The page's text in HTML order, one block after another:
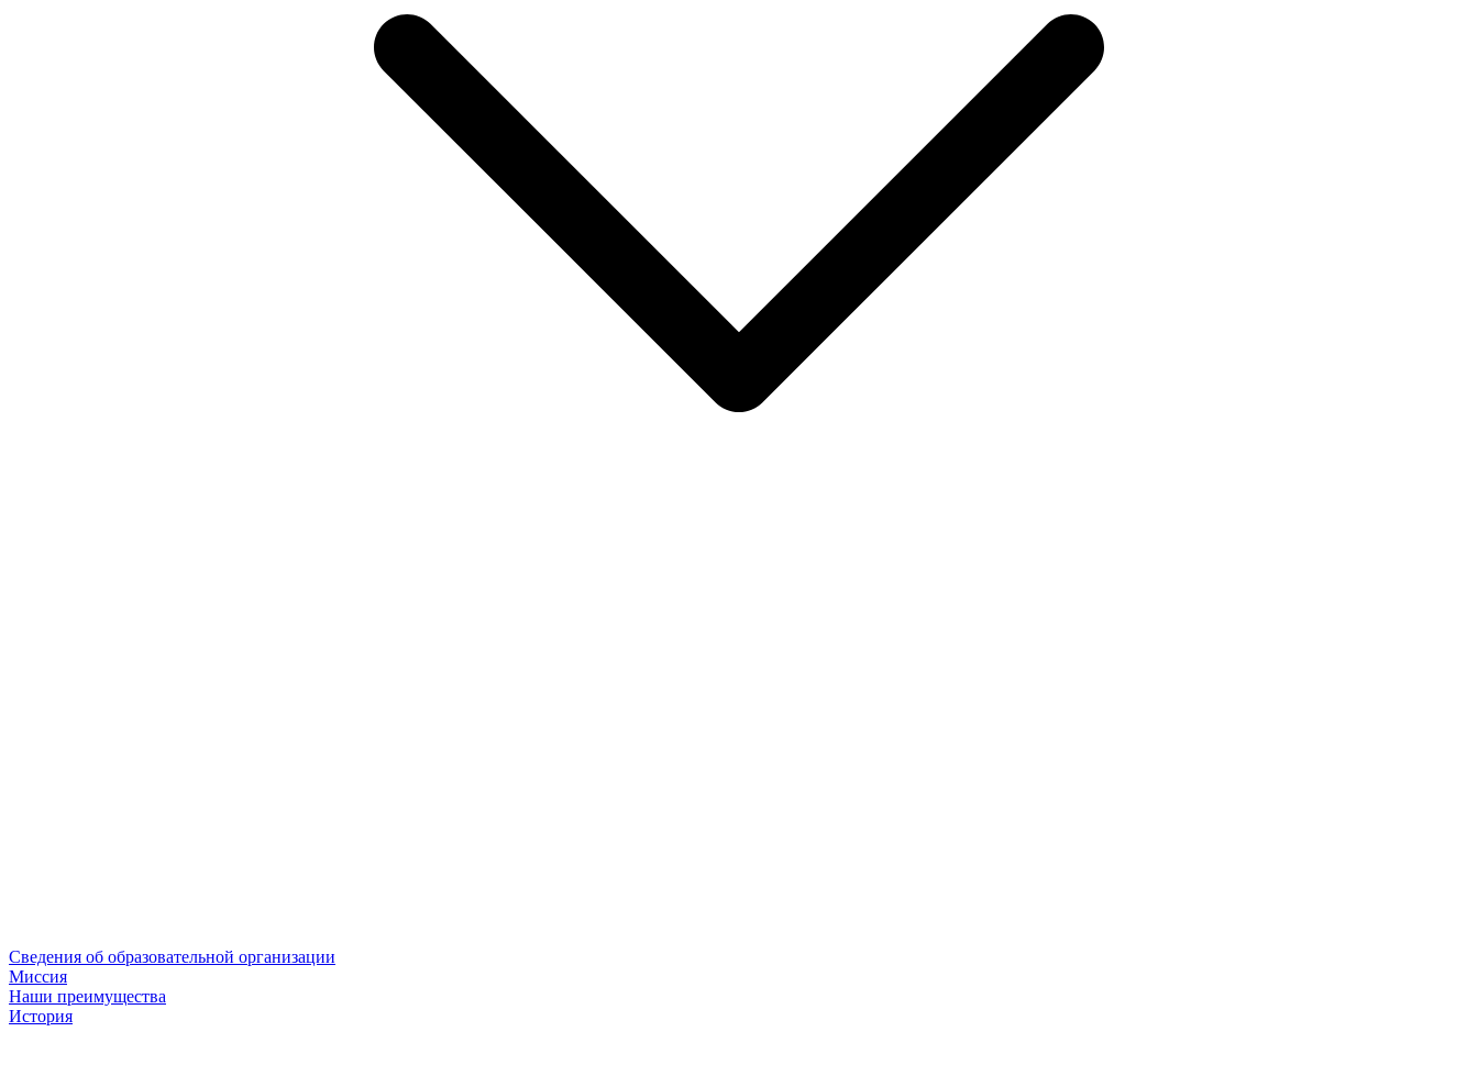
Сведения об образовательной организации
Миссия
Наши преимущества
История